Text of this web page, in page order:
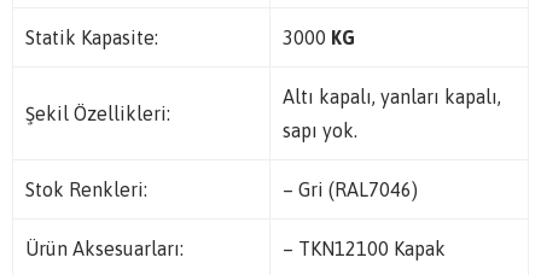
Statik Kapasite: 3000 KG
Şekil Özellikleri:
Altı kapalı, yanları kapalı,
sapı yok.
Stok Renkleri: – Gri (RAL7046)
Ürün Aksesuarları: – TKN12100 Kapak